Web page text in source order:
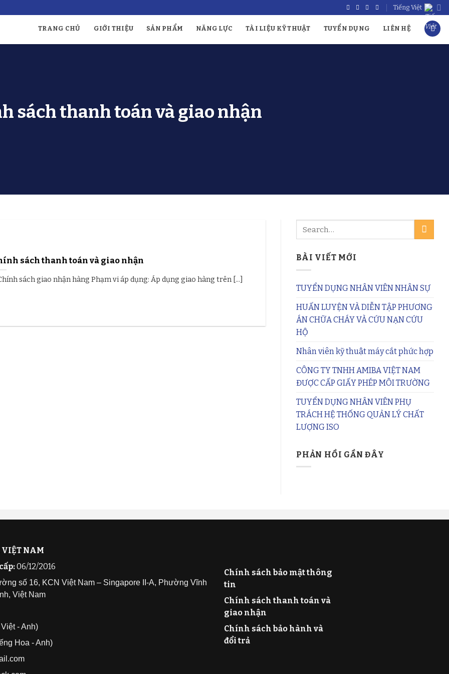
Tiếng Việt
TRANG CHỦ GIỚI THIỆU SẢN PHẨM NĂNG LỰC TÀI LIỆU KỸ THUẬT TUYỂN DỤNG LIÊN HỆ
sách thanh toán và giao nhận
sách thanh toán và giao nhận
sách giao nhận hàng Phạm vi áp dụng: Áp dụng giao hàng trên [...]
BÀI VIẾT MỚI
TUYỂN DỤNG NHÂN VIÊN NHÂN SỰ
HUẤN LUYỆN VÀ DIỄN TẬP PHƯƠNG
ÁN CHỮA CHÁY VÀ CỨU NẠN CỨU
HỘ
Nhân viên kỹ thuật máy cắt phức hợp
CÔNG TY TNHH AMIBA VIỆT NAM
ĐƯỢC CẤP GIẤY PHÉP MÔI TRƯỜNG
TUYỂN DỤNG NHÂN VIÊN PHỤ
TRÁCH HỆ THỐNG QUẢN LÝ CHẤT
LƯỢNG ISO
PHẢN HỒI GẦN ĐÂY
VIỆT NAM
06/12/2016
số 16, KCN Việt Nam – Singapore II-A, Phường Vĩnh
Việt Nam
- Anh)
Hoa - Anh)
Chính sách bảo mật thông
tin
Chính sách thanh toán và
giao nhận
Chính sách bảo hành và
đổi trả